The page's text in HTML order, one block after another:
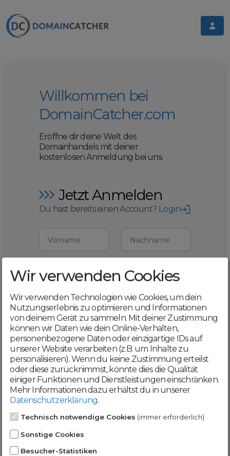
Willkommen bei
DomainCatcher.com
Eröffne dir deine Welt des
Domainhandels mit deiner
kostenlosen Anmeldung bei uns.
Jetzt Anmelden
Du hast bereits einen Account? Login
Vorname Nachname
E-Mail
Mit deiner Registrierung bestätigst du,
dass du dieAGBund
Datenschutzerklärung akzeptierst
Weiter
Werde jetzt Teil der
DomainCatcher-
Community!
Wir verwenden Cookies
Wir verwenden Technologien wie Cookies, um dein
Nutzungserlebnis zu optimieren und Informationen
von deinem Gerät zu sammeln. Mit deiner Zustimmung
können wir Daten wie dein Online-Verhalten,
personenbezogene Daten oder einzigartige IDs auf
unserer Website verarbeiten (z.B. um Inhalte zu
personalisieren). Wenn du keine Zustimmung erteilst
oder diese zurücknimmst, könnte dies die Qualität
einiger Funktionen und Dienstleistungen einschränken.
Mehr Informationen dazu erhältst du in unserer
Datenschutzerklärung.
Technisch notwendige Cookies (immer erforderlich)
Sonstige Cookies
Besucher-Statistiken